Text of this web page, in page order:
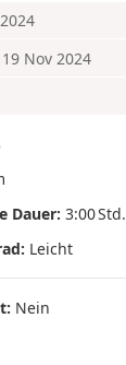
19 Nov 2024
Dauer: 3:00 Std.
Leicht
Nein